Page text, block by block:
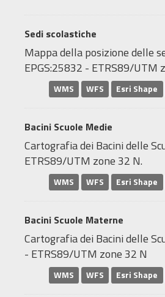
Sedi scolastiche
Mappa della posizione delle
EPGS:25832 - ETRS89/UTM
WMS WFS Esri Shape
Bacini Scuole Medie
Cartografia dei Bacini delle
ETRS89/UTM zone 32 N.
WMS WFS Esri Shape
Bacini Scuole Materne
Cartografia dei Bacini delle
- ETRS89/UTM zone 32 N
WMS WFS Esri Shape